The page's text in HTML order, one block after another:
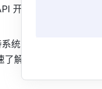
开放能
统内容
解词典